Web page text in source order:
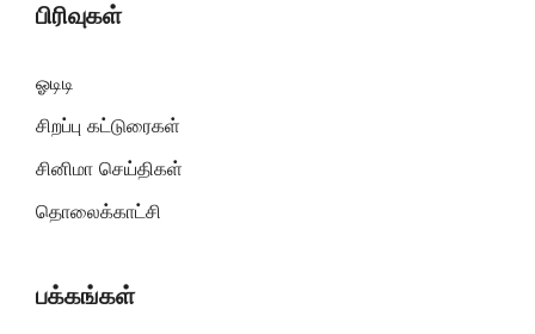
பிரிவுகள்
ஓடிடி
சிறப்பு கட்டுரைகள்
சினிமா செய்திகள்
தொலைக்காட்சி
பக்கங்கள்